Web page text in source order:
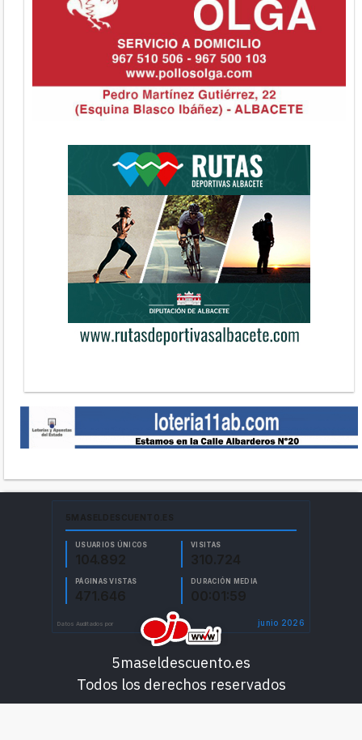
5maseldescuento.es
Todos los derechos reservados